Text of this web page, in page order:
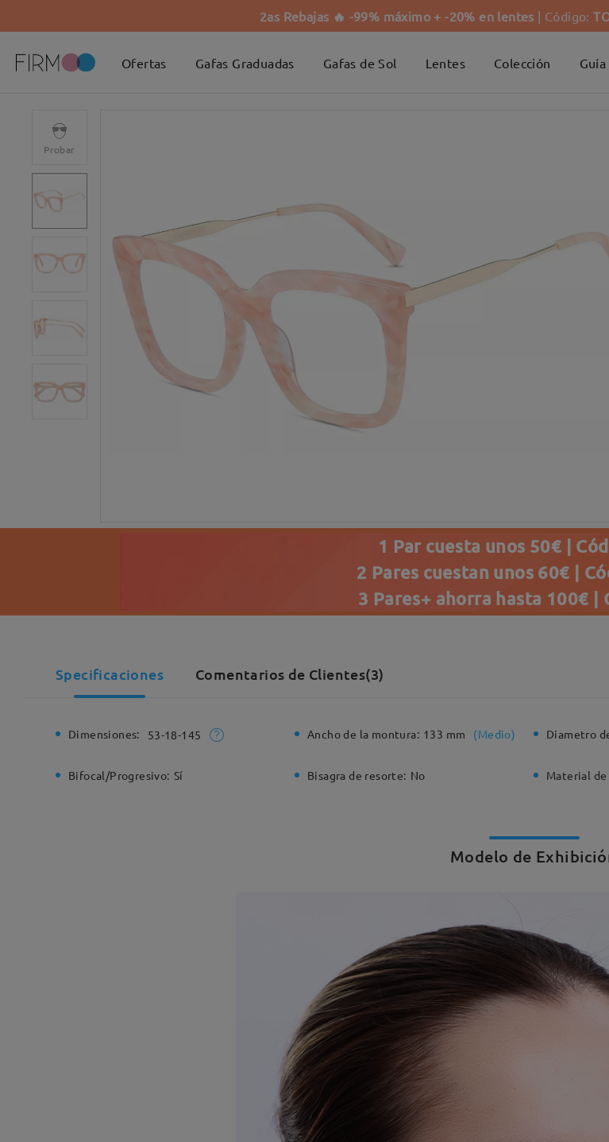
2as Rebajas 🔥 -99% máximo + -20% en lentes | Código:
Ofertas Gafas Graduadas Gafas de Sol Lentes Colección Guía
Probar
1 Par cuesta unos 50€ |
2 Pares cuestan unos 60€ |
3 Pares+ ahorra hasta 100€ |
Specificaciones Comentarios de Clientes(3)
Dimensiones: 53-18-145 Ancho de la montura: 133 mm (Medio) Diametro
Bifocal/Progresivo: Sí Bisagra de resorte: No Material
Modelo de